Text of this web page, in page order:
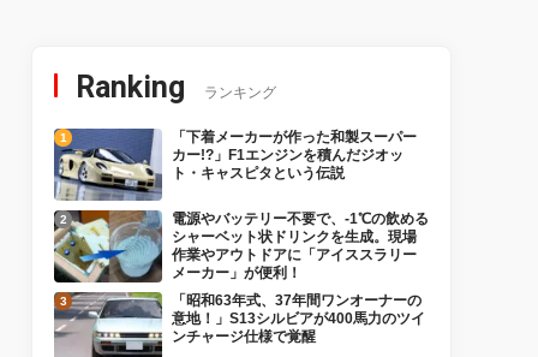
Ranking ランキング
「下着メーカーが作った和製スーパー
カー!?」F1エンジンを積んだジオッ
ト・キャスピタという伝説
電源やバッテリー不要で、-1℃の飲める
シャーベット状ドリンクを生成。現場
作業やアウトドアに「アイススラリー
メーカー」が便利！
「昭和63年式、37年間ワンオーナーの
意地！」S13シルビアが400馬力のツイ
ンチャージ仕様で覚醒